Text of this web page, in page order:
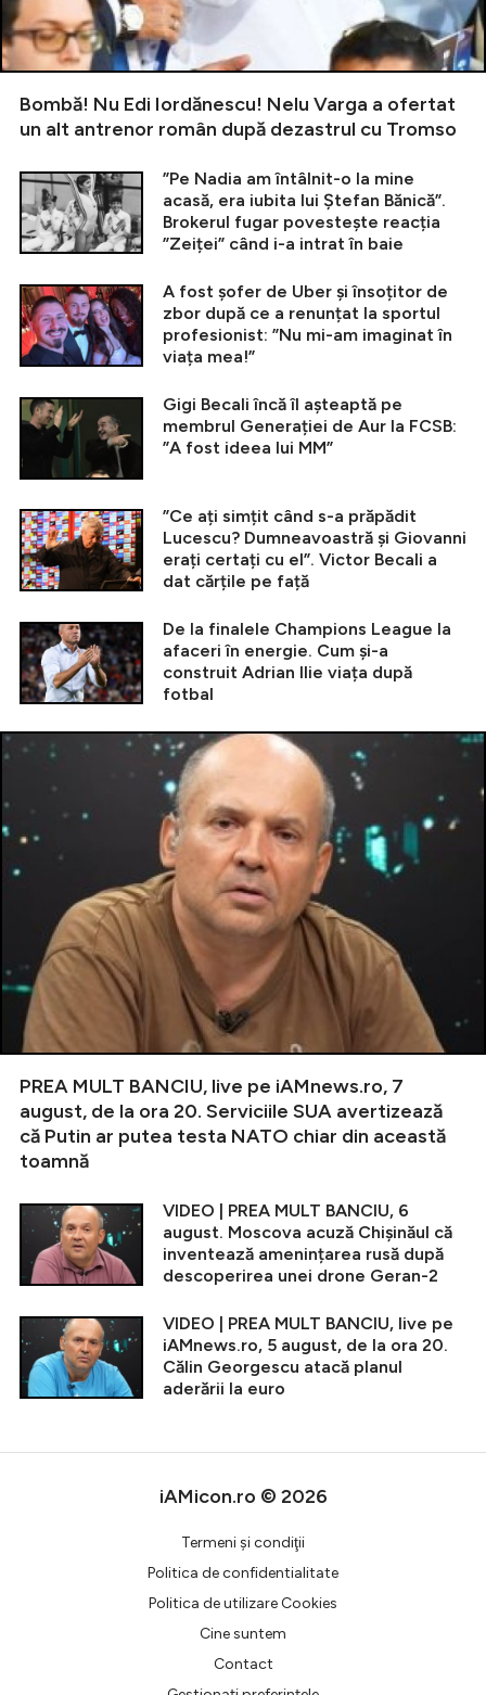
Bombă! Nu Edi Iordănescu! Nelu Varga a ofertat
un alt antrenor român după dezastrul cu Tromso
”Pe Nadia am întâlnit-o la mine
acasă, era iubita lui Ștefan Bănică”.
Brokerul fugar povestește reacția
”Zeiței” când i-a intrat în baie
A fost șofer de Uber și însoțitor de
zbor după ce a renunțat la sportul
profesionist: ”Nu mi-am imaginat în
viața mea!”
Gigi Becali încă îl așteaptă pe
membrul Generației de Aur la FCSB:
”A fost ideea lui MM”
”Ce ați simțit când s-a prăpădit
Lucescu? Dumneavoastră și Giovanni
erați certați cu el”. Victor Becali a
dat cărțile pe față
De la finalele Champions League la
afaceri în energie. Cum și-a
construit Adrian Ilie viața după
fotbal
PREA MULT BANCIU, live pe iAMnews.ro, 7
august, de la ora 20. Serviciile SUA avertizează
că Putin ar putea testa NATO chiar din această
toamnă
VIDEO | PREA MULT BANCIU, 6
august. Moscova acuză Chișinăul că
inventează amenințarea rusă după
descoperirea unei drone Geran-2
VIDEO | PREA MULT BANCIU, live pe
iAMnews.ro, 5 august, de la ora 20.
Călin Georgescu atacă planul
aderării la euro
iAMicon.ro © 2026
Termeni şi condiţii
Politica de confidentialitate
Politica de utilizare Cookies
Cine suntem
Contact